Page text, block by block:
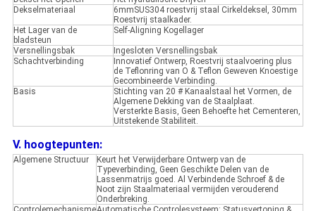
Dekselmateriaal
6mmSUS304 roestvrij staal Cirkeldeksel, 30mm
Roestvrij staalkader.
Het Lager van de
bladsteun
Self-Aligning Kogellager
Versnellingsbak
Ingesloten Versnellingsbak
Schachtverbinding
Innovatief Ontwerp, Roestvrij staalvoering plus
de Teflonring van O & Teflon Geweven Knoestige
Gecombineerde Verbinding.
Basis
Stichting van 20 # Kanaalstaal het Vormen, de
Algemene Dekking van de Staalplaat.
Versterkte Basis, Geen Behoefte het Cementeren,
Uitstekende Stabiliteit.
V. hoogtepunten:
Algemene Structuur
Keurt het Verwijderbare Ontwerp van de
Typeverbinding, Geen Geschikte Delen van de
Lassenmatrijs goed. Al Verbindende Schroef & de
Noot zijn Staalmateriaal vermijden verouderend
Onderbreking.